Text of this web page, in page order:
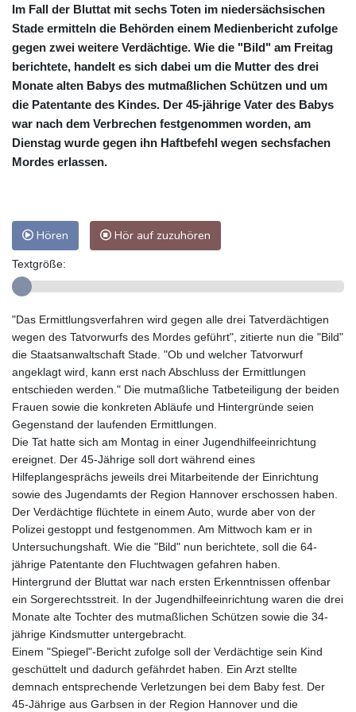
Im Fall der Bluttat mit sechs Toten im niedersächsischen
Stade ermitteln die Behörden einem Medienbericht zufolge
gegen zwei weitere Verdächtige. Wie die "Bild" am Freitag
berichtete, handelt es sich dabei um die Mutter des drei
Monate alten Babys des mutmaßlichen Schützen und um
die Patentante des Kindes. Der 45-jährige Vater des Babys
war nach dem Verbrechen festgenommen worden, am
Dienstag wurde gegen ihn Haftbefehl wegen sechsfachen
Mordes erlassen.
Hören Hör auf zuzuhören
Textgröße:
"Das Ermittlungsverfahren wird gegen alle drei Tatverdächtigen
wegen des Tatvorwurfs des Mordes geführt", zitierte nun die "Bild"
die Staatsanwaltschaft Stade. "Ob und welcher Tatvorwurf
angeklagt wird, kann erst nach Abschluss der Ermittlungen
entschieden werden." Die mutmaßliche Tatbeteiligung der beiden
Frauen sowie die konkreten Abläufe und Hintergründe seien
Gegenstand der laufenden Ermittlungen.
Die Tat hatte sich am Montag in einer Jugendhilfeeinrichtung
ereignet. Der 45-Jährige soll dort während eines
Hilfeplangesprächs jeweils drei Mitarbeitende der Einrichtung
sowie des Jugendamts der Region Hannover erschossen haben.
Der Verdächtige flüchtete in einem Auto, wurde aber von der
Polizei gestoppt und festgenommen. Am Mittwoch kam er in
Untersuchungshaft. Wie die "Bild" nun berichtete, soll die 64-
jährige Patentante den Fluchtwagen gefahren haben.
Hintergrund der Bluttat war nach ersten Erkenntnissen offenbar
ein Sorgerechtsstreit. In der Jugendhilfeeinrichtung waren die drei
Monate alte Tochter des mutmaßlichen Schützen sowie die 34-
jährige Kindsmutter untergebracht.
Einem "Spiegel"-Bericht zufolge soll der Verdächtige sein Kind
geschüttelt und dadurch gefährdet haben. Ein Arzt stellte
demnach entsprechende Verletzungen bei dem Baby fest. Der
45-Jährige aus Garbsen in der Region Hannover und die